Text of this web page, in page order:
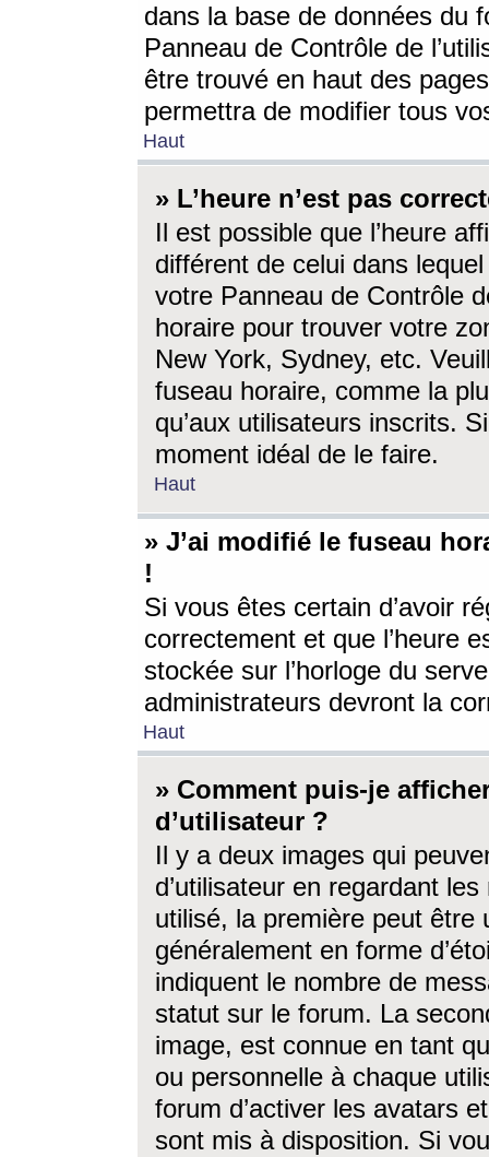
dans la base de données du
Panneau de Contrôle de
être trouvé en haut des
permettra de modifier tous
Haut
» L’heure n’est pas
Il est possible que l’heure
différent de celui dans
votre Panneau de Contrôle
horaire pour trouver votre
New York, Sydney, etc.
fuseau horaire, comme la
qu’aux utilisateurs inscrits.
moment idéal de le faire.
Haut
» J’ai modifié le fuseau
!
Si vous êtes certain d’avoir
correctement et que l’heure
stockée sur l’horloge du
administrateurs devront la
Haut
» Comment puis-je
d’utilisateur ?
Il y a deux images qui
d’utilisateur en regardant
utilisé, la première peut être
généralement en forme
indiquent le nombre de
statut sur le forum. La
image, est connue en tant
ou personnelle à chaque
forum d’activer les avatars
sont mis à disposition. Si